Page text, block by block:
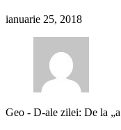
ianuarie 25, 2018
Geo - D-ale zilei: De la